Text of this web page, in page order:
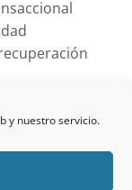
y nuestro servicio.